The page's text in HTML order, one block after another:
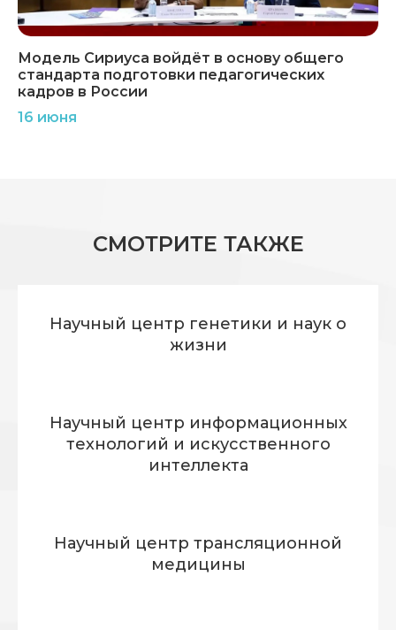
Модель Сириуса войдёт в основу общего
стандарта подготовки педагогических
кадров в России
16 июня
СМОТРИТЕ ТАКЖЕ
Научный центр генетики и наук о
жизни
Научный центр информационных
технологий и искусственного
интеллекта
Научный центр трансляционной
медицины